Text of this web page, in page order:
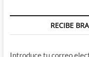
RECIBE
Introduce tu correo